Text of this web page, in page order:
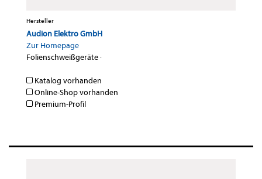
Hersteller
Audion Elektro GmbH
Zur Homepage
Folienschweißgeräte·
Katalog vorhanden
Online-Shop vorhanden
Premium-Profil